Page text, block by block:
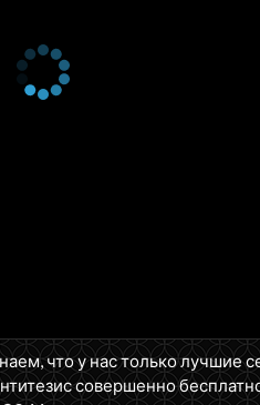
что у нас только лучшие
совершенно